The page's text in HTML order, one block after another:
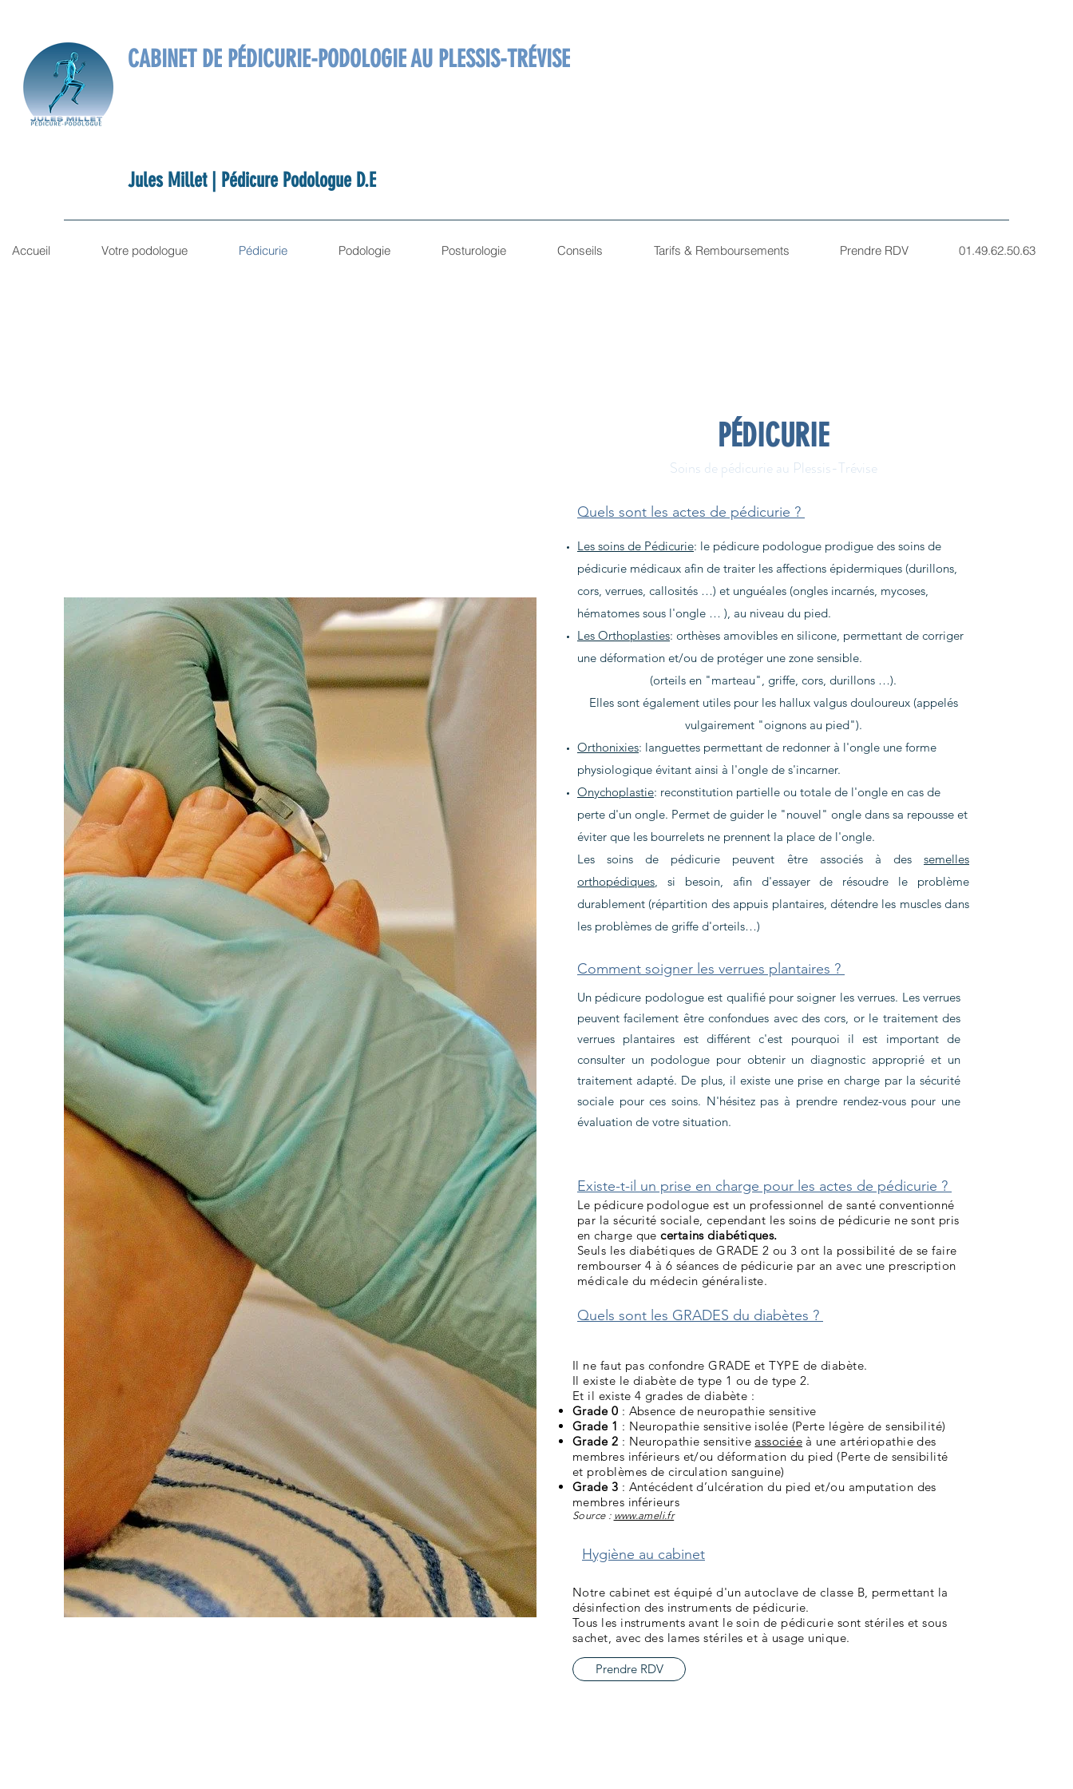
CABINET DE PÉDICURIE-PODOLOGIE AU PLESSIS-TRÉVISE
Jules Millet | Pédicure Podologue D.E
Accueil Votre podologue Pédicurie Podologie Posturologie Conseils Tarifs & Remboursements Prendre RDV 01.49.62.50.63
PÉDICURIE
Soins de pédicurie au Plessis-Trévise
Quels sont les actes de pédicurie ?
Les soins de Pédicurie: le pédicure podologue prodigue des soins de
pédicurie médicaux afin de traiter les affections épidermiques (durillons,
cors, verrues, callosités …) et unguéales (ongles incarnés, mycoses,
hématomes sous l'ongle … ), au niveau du pied.
Les Orthoplasties: orthèses amovibles en silicone, permettant de corriger
une déformation et/ou de protéger une zone sensible.
(orteils en "marteau", griffe, cors, durillons …).
Elles sont également utiles pour les hallux valgus douloureux (appelés
vulgairement "oignons au pied").
Orthonixies: languettes permettant de redonner à l'ongle une forme
physiologique évitant ainsi à l'ongle de s'incarner.
Onychoplastie: reconstitution partielle ou totale de l'ongle en cas de
perte d'un ongle. Permet de guider le "nouvel" ongle dans sa repousse et
éviter que les bourrelets ne prennent la place de l'ongle.
Les soins de pédicurie peuvent être associés à des semelles
orthopédiques, si besoin, afin d'essayer de résoudre le problème
durablement (répartition des appuis plantaires, détendre les muscles dans
les problèmes de griffe d'orteils…)​
Comment soigner les verrues plantaires ?
Un pédicure podologue est qualifié pour soigner les verrues. Les verrues
peuvent facilement être confondues avec des cors, or le traitement des
verrues plantaires est différent c'est pourquoi il est important de
consulter un podologue pour obtenir un diagnostic approprié et un
traitement adapté. De plus, il existe une prise en charge par la sécurité
sociale pour ces soins. N'hésitez pas à prendre rendez-vous pour une
évaluation de votre situation.
Existe-t-il un prise en charge pour les actes de pédicurie ?
Le pédicure podologue est un professionnel de santé conventionné
par la sécurité sociale, cependant les soins de pédicurie ne sont pris
en charge quecertains diabétiques.
Seuls les diabétiques de GRADE 2 ou 3 ont la possibilité de se faire
rembourser 4 à 6 séances de pédicurie par an avec une prescription
médicale du médecin généraliste.
Quels sont les GRADES du diabètes ?
Il ne faut pas confondre GRADE et TYPE de diabète.
Il existe le diabète de type 1 ou de type 2.
Et il existe 4 grades de diabète :
Grade 0 : Absence de neuropathie sensitive
Grade 1 : Neuropathie sensitive isolée (Perte légère de sensibilité)
Grade 2 : Neuropathie sensitive associée à une artériopathie des
membres inférieurs et/ou déformation du pied (Perte de sensibilité
et problèmes de circulation sanguine)
Grade 3 : Antécédent d’ulcération du pied et/ou amputation des
membres inférieurs
Source : www.ameli.fr​
Hygiène au cabinet
Notre cabinet est équipé d'un autoclave de classe B, permettant la
désinfection des instruments de pédicurie.
Tous les instruments avant le soin de pédicurie sont stériles et sous
sachet, avec des lames stériles et à usage unique.
Prendre RDV